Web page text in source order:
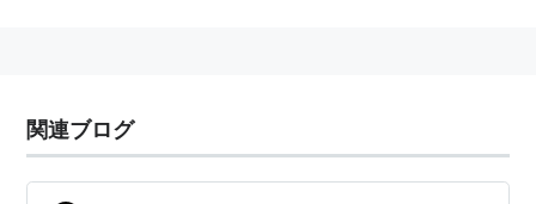
関連ブログ